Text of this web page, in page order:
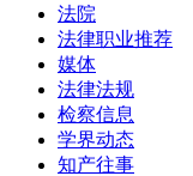
法院
法律职业推荐
媒体
法律法规
检察信息
学界动态
知产往事